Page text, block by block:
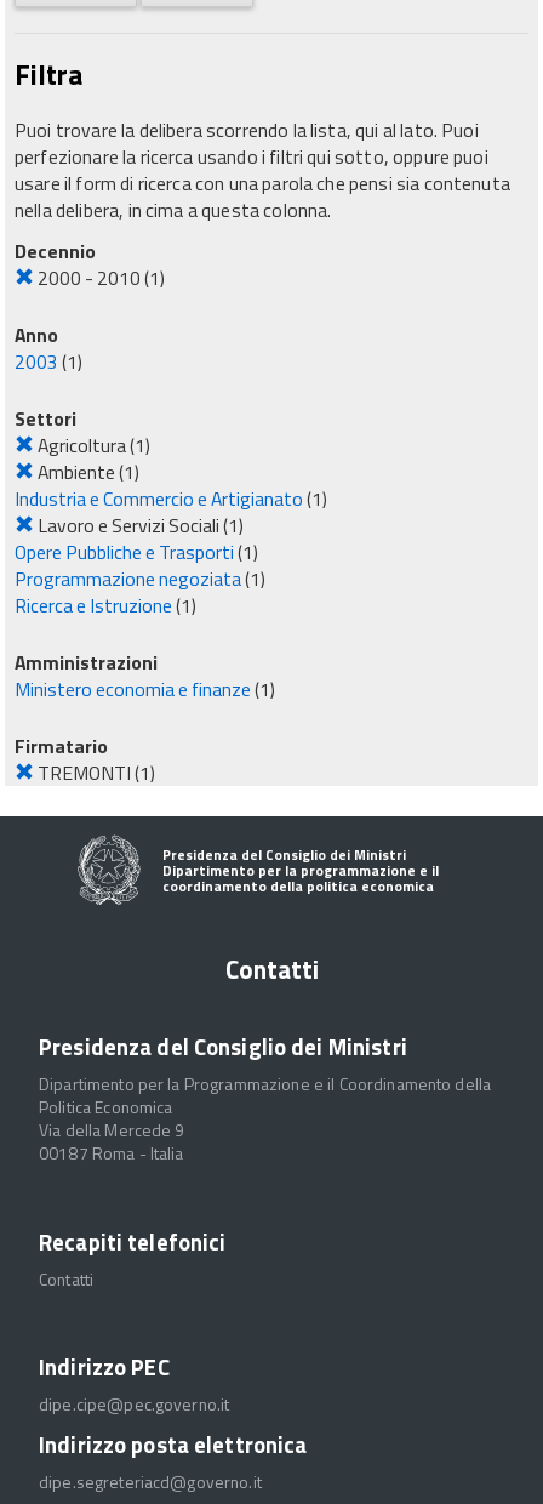
Filtra
Puoi trovare la delibera scorrendo la lista, qui al lato. Puoi
perfezionare la ricerca usando i filtri qui sotto, oppure puoi
usare il form di ricerca con una parola che pensi sia contenuta
nella delibera, in cima a questa colonna.
Decennio
2000 - 2010(1)
Anno
2003 (1)
Settori
Agricoltura(1)
Ambiente(1)
Industria e Commercio e Artigianato(1)
Lavoro e Servizi Sociali(1)
Opere Pubbliche e Trasporti(1)
Programmazione negoziata(1)
Ricerca e Istruzione(1)
Amministrazioni
Ministero economia e finanze(1)
Firmatario
TREMONTI(1)
Presidenza del Consiglio dei Ministri
Dipartimento per la programmazione e il
coordinamento della politica economica
Contatti
Presidenza del Consiglio dei Ministri
Dipartimento per la Programmazione e il Coordinamento della
Politica Economica
Via della Mercede 9
00187 Roma - Italia
Recapiti telefonici
Contatti
Indirizzo PEC
dipe.cipe@pec.governo.it
Indirizzo posta elettronica
dipe.segreteriacd@governo.it